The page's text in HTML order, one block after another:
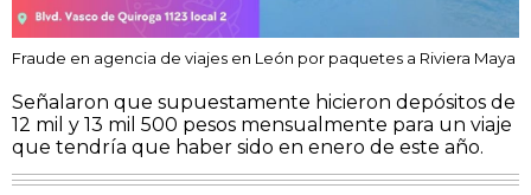
Fraude en agencia de viajes en León por paquetes a Riviera Maya
Señalaron que supuestamente hicieron depósitos de
12 mil y 13 mil 500 pesos mensualmente para un viaje
que tendría que haber sido en enero de este año.